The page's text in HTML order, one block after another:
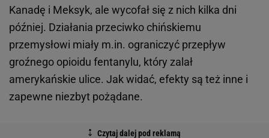
Kanadę i Meksyk, ale wycofał się z nich kilka dni
później. Działania przeciwko chińskiemu
przemysłowi miały m.in. ograniczyć przepływ
groźnego opioidu fentanylu, który zalał
amerykańskie ulice. Jak widać, efekty są też inne i
zapewne niezbyt pożądane.